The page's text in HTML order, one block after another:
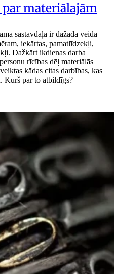
materiālajām
sastāvdaļa ir dažāda veida
iekārtas, pamatlīdzekļi,
Dažkārt ikdienas darba
rīcības dēļ materiālās
kādas citas darbības, kas
Kurš par to atbildīgs?